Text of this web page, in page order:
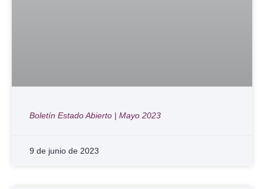
Boletín Estado Abierto | Mayo 2023
9 de junio de 2023